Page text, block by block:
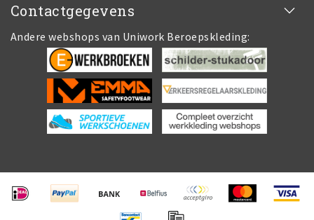
Contactgegevens
Andere webshops van Uniwork Beroepskleding: